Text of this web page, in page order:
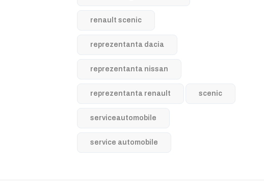
renault scenic
reprezentanta dacia
reprezentanta nissan
reprezentanta renault scenic
serviceautomobile
service automobile